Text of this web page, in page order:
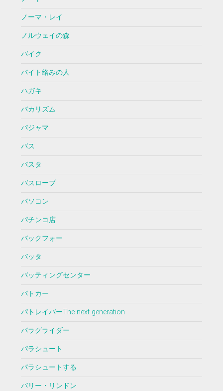
ノーマ・レイ
ノルウェイの森
バイク
バイト絡みの人
ハガキ
バカリズム
パジャマ
バス
パスタ
バスローブ
パソコン
パチンコ店
バックフォー
バッタ
バッティングセンター
パトカー
パトレイバーThe next generation
パラグライダー
パラシュート
パラシュートする
バリー・リンドン